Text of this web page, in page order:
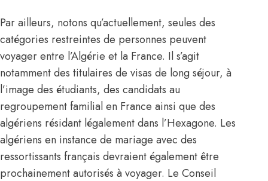
Par ailleurs, notons qu’actuellement, seules des
catégories restreintes de personnes peuvent
voyager entre l’Algérie et la France. Il s’agit
notamment des titulaires de visas de long séjour, à
l’image des étudiants, des candidats au
regroupement familial en France ainsi que des
algériens résidant légalement dans l’Hexagone. Les
algériens en instance de mariage avec des
ressortissants français devraient également être
prochainement autorisés à voyager. Le Conseil